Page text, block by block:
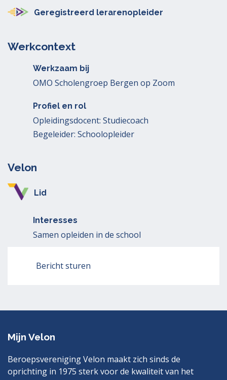
Geregistreerd lerarenopleider
Werkcontext
Werkzaam bij
OMO Scholengroep Bergen op Zoom
Profiel en rol
Opleidingsdocent: Studiecoach
Begeleider: Schoolopleider
Velon
Lid
Interesses
Samen opleiden in de school
Bericht sturen
Mijn Velon
Beroepsvereniging Velon maakt zich sinds de
oprichting in 1975 sterk voor de kwaliteit van het